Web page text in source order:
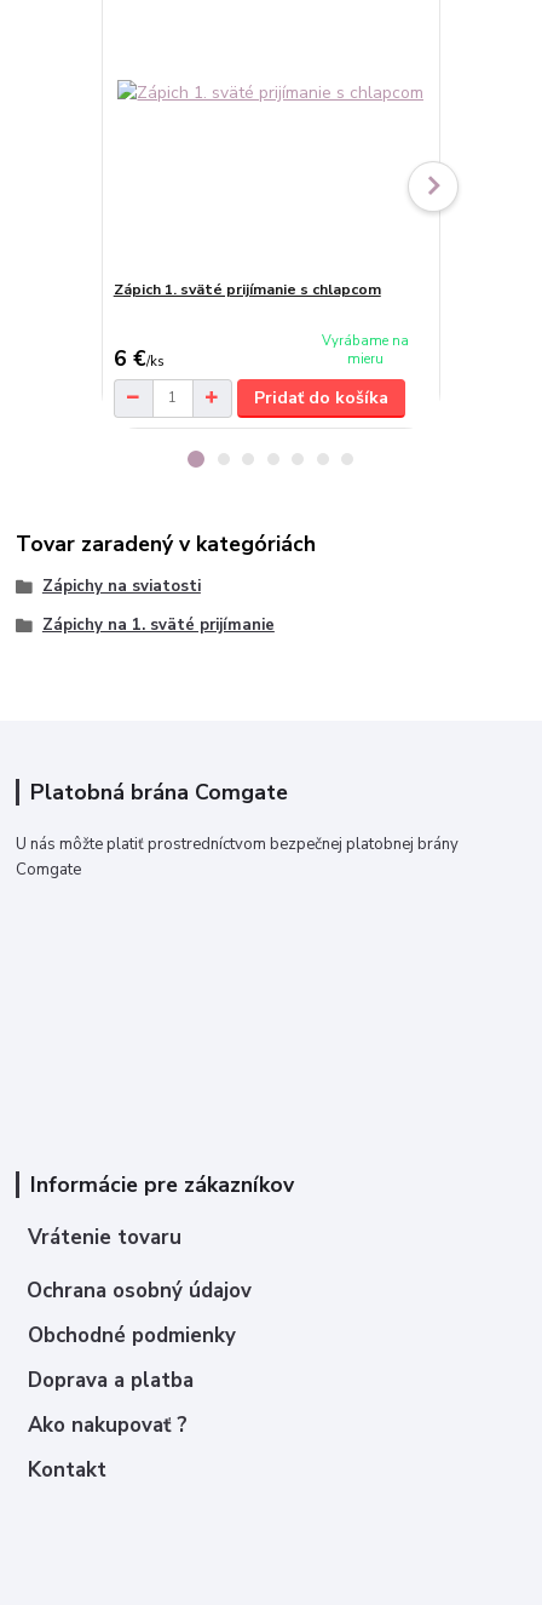
Zápich 1. sväté prijímanie s chlapcom
6 €/ks
Vyrábame na
mieru
Pridať do košíka
Tovar zaradený v kategóriách
Zápichy na sviatosti
Zápichy na 1. sväté prijímanie
Platobná brána Comgate
U nás môžte platiť prostredníctvom bezpečnej platobnej brány
Comgate
Informácie pre zákazníkov
Vrátenie tovaru
Ochrana osobný údajov
Obchodné podmienky
Doprava a platba
Ako nakupovať ?
Kontakt